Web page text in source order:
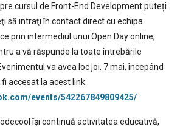
cursul de Front-End Development puteți
să intraţi în contact direct cu echipa
prin intermediul unui Open Day online,
a vă răspunde la toate întrebările
va avea loc joi, 7 mai, începând
accesat la acest link:
events/542267849809425/
își continuă activitatea educativă,